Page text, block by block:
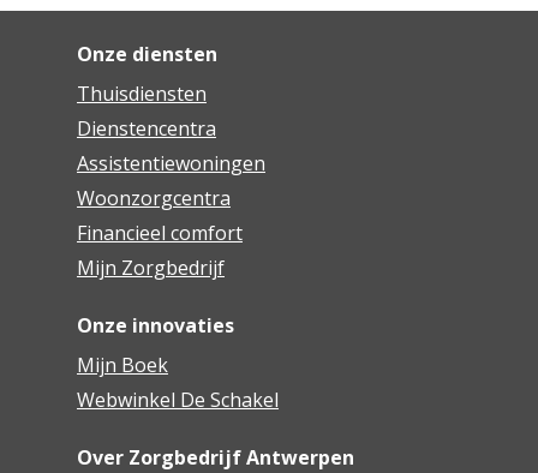
Onze diensten
Thuisdiensten
Dienstencentra
Assistentiewoningen
Woonzorgcentra
Financieel comfort
Mijn Zorgbedrijf
Onze innovaties
Mijn Boek
Webwinkel De Schakel
Over Zorgbedrijf Antwerpen